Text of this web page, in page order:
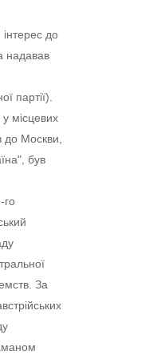
інтерес до
надавав
партії).
місцевих
Москви,
був
го
За